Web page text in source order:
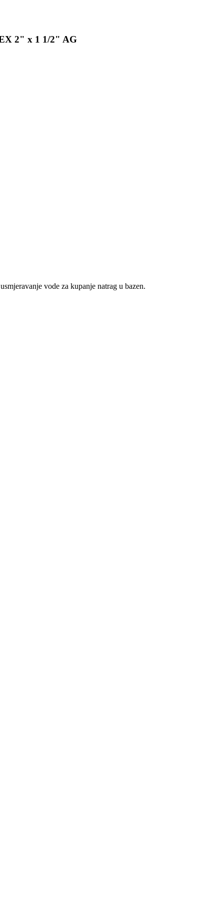
2" x 1 1/2" AG
vode za kupanje natrag u bazen.